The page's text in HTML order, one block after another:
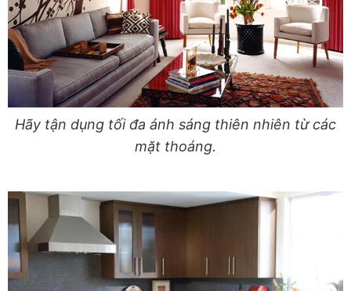
Hãy tận dụng tối đa ánh sáng thiên nhiên từ các
mặt thoáng.